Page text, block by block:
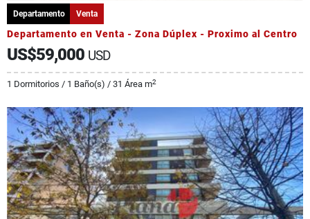
Departamento Venta
Departamento en Venta - Zona Dúplex - Proximo al Centro
US$59,000 USD
1 Dormitorios / 1 Baño(s) / 31 Área m2